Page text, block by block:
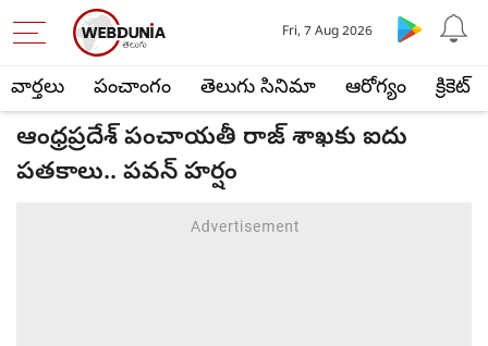
వార్తలు పంచాంగం తెలుగు సినిమా ఆరోగ్యం క్రికెట్
Fri, 7 Aug 2026
ఆంధ్రప్రదేశ్ పంచాయతీ రాజ్ శాఖకు ఐదు
పతకాలు.. పవన్ హర్షం